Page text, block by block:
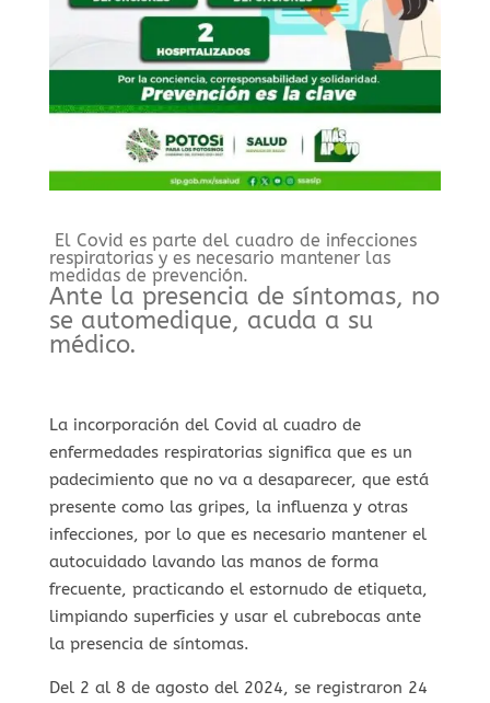
El Covid es parte del cuadro de infecciones
respiratorias y es necesario mantener las
medidas de prevención.
Ante la presencia de síntomas, no
se automedique, acuda a su
médico.
La incorporación del Covid al cuadro de
enfermedades respiratorias significa que es un
padecimiento que no va a desaparecer, que está
presente como las gripes, la influenza y otras
infecciones, por lo que es necesario mantener el
autocuidado lavando las manos de forma
frecuente, practicando el estornudo de etiqueta,
limpiando superficies y usar el cubrebocas ante
la presencia de síntomas.
Del 2 al 8 de agosto del 2024, se registraron 24